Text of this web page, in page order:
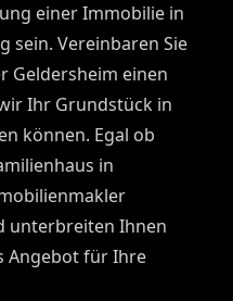
einer Immobilie in
sein. Vereinbaren Sie
Geldersheim einen
Ihr Grundstück in
können. Egal ob
in
unterbreiten Ihnen
Angebot für Ihre